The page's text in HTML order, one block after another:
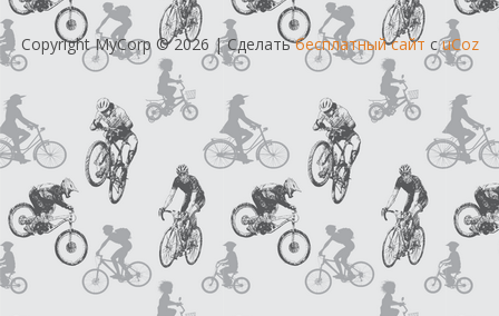
Copyright MyCorp © 2026 |Сделатьбесплатный сайт сuCoz